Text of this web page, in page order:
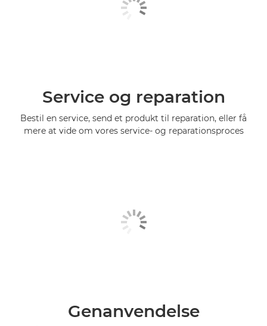
Service og reparation
Bestil en service, send et produkt til reparation, eller få
mere at vide om vores service- og reparationsproces
Genanvendelse